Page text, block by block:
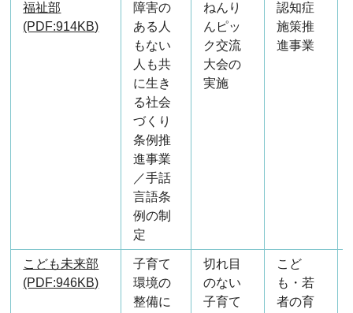
福祉部
(PDF:914KB)
障害の
ある人
もない
人も共
に生き
る社会
づくり
条例推
進事業
／手話
言語条
例の制
定
ねんり
んピッ
ク交流
大会の
実施
認知症
施策推
進事業
こども未来部
(PDF:946KB)
子育て
環境の
整備に
切れ目
のない
子育て
こど
も・若
者の育